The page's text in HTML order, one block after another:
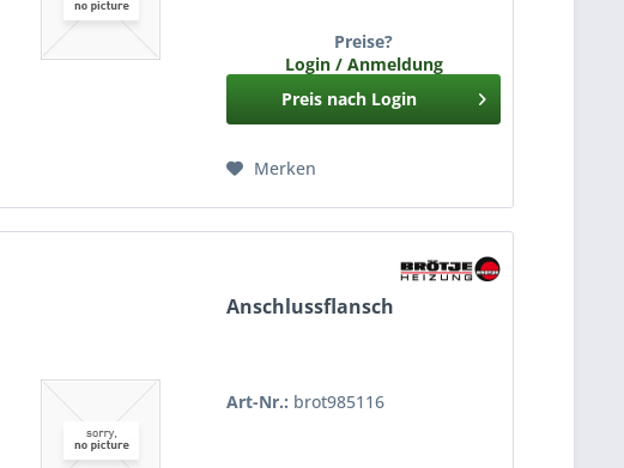
Preise?
Login / Anmeldung
Preis nach Login
Merken
Anschlussflansch
Art-Nr.: brot985116